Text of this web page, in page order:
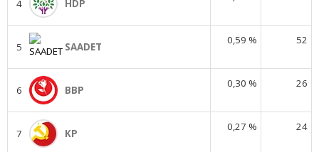
4 HDP
5 SAADET
0,59 % 52
6 BBP
0,30 % 26
7 KP
0,27 % 24